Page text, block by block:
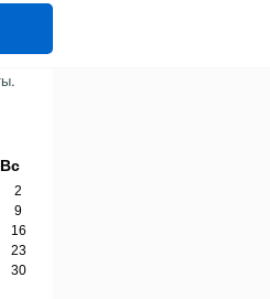
Вс
2
9
16
23
30